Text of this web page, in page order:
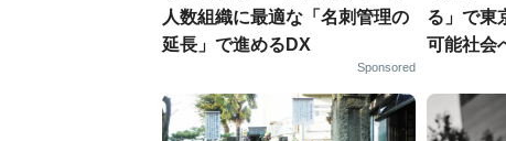
人数組織に最適な「名刺管理の
延長」で進めるDX
Sponsored
る」で東
可能社会